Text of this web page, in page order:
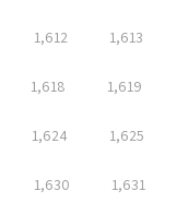
1,612 1,613
1,618 1,619
1,624 1,625
1,630 1,631